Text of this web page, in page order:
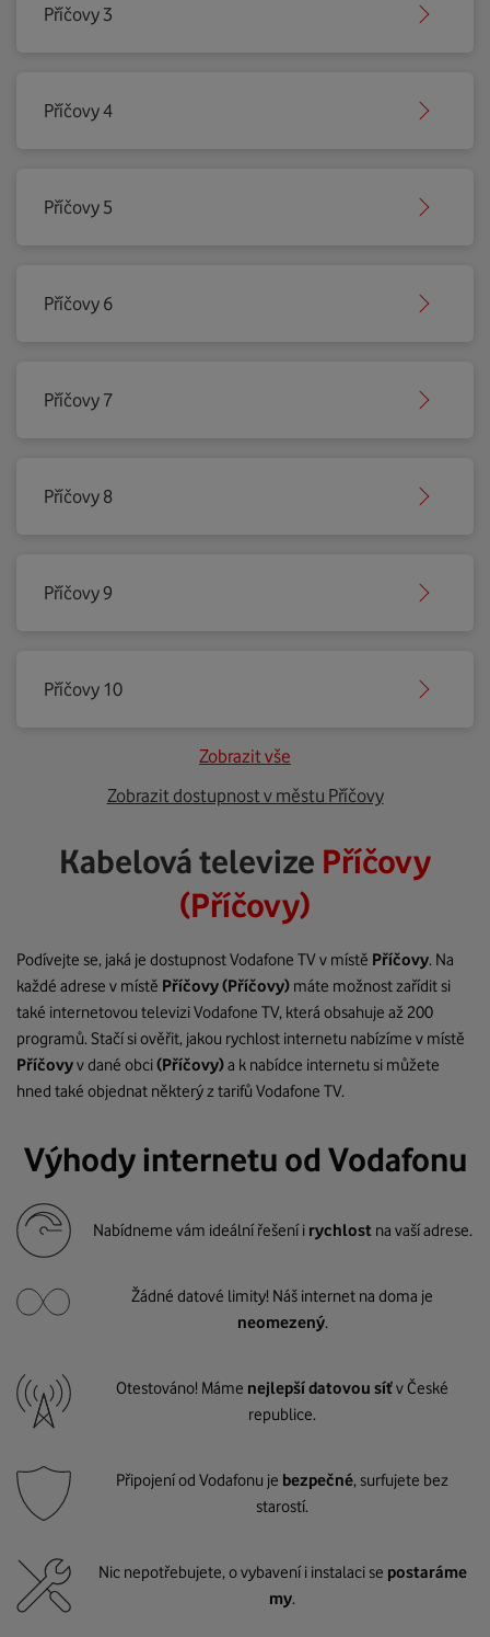
Příčovy 3
Příčovy 4
Příčovy 5
Příčovy 6
Příčovy 7
Příčovy 8
Příčovy 9
Příčovy 10
Zobrazit vše
Zobrazit dostupnost v městu Příčovy
Kabelová televize Příčovy
(Příčovy)
Podívejte se, jaká je dostupnost Vodafone TV v místě Příčovy. Na
každé adrese v místě Příčovy(Příčovy) máte možnost zařídit si
také internetovou televizi Vodafone TV, která obsahuje až 200
programů. Stačí si ověřit, jakou rychlost internetu nabízíme v místě
Příčovyv dané obci(Příčovy)a k nabídce internetu si můžete
hned také objednat některý z tarifů Vodafone TV.
Výhody internetu od Vodafonu
Nabídneme vám ideální řešení i rychlost na vaší adrese.
Žádné datové limity! Náš internet na doma je
neomezený.
Otestováno! Máme nejlepší datovou síťv České
republice.
Připojení od Vodafonu je bezpečné, surfujete bez
starostí.
Nic nepotřebujete, o vybavení i instalaci se postaráme
my.